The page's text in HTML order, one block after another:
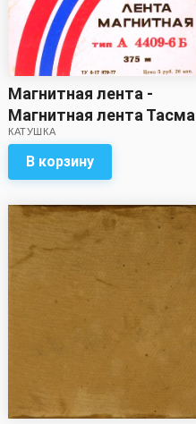
Магнитная лента -
Магнитная лента Тасма
375м (с записью)
КАТУШКА
В корзину